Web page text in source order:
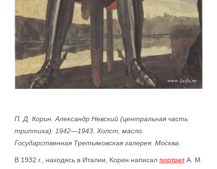
П. Д. Корин. Александр Невский (центральная часть
триптиха). 1942—1943. Холст, масло.
Государственная Третьяковская галерея. Москва.
В 1932 г., находясь в Италии, Корин написал портретА. М.